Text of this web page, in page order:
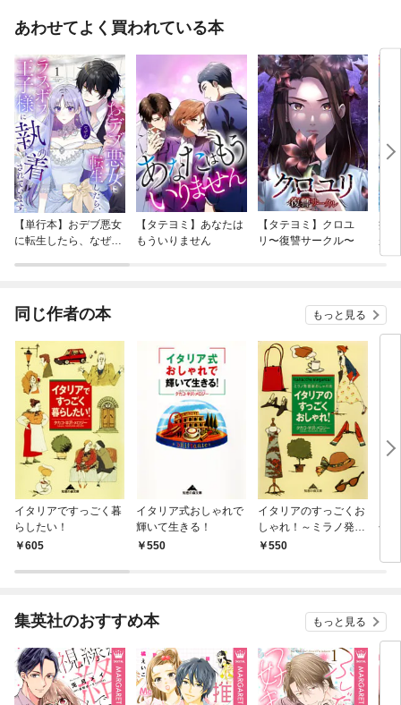
あわせてよく買われている本
【単行本】おデブ悪女
に転生したら、なぜか
【タテヨミ】あなたは
もういりません
【タテヨミ】クロユ
リ〜復讐サークル〜
病
が
ぎ
同じ作者の本 もっと見る
イタリアですっごく暮
らしたい！
605
イタリア式おしゃれで
輝いて生きる！
550
イタリアのすっごくお
しゃれ！～ミラノ発最
新おしゃれ術～
550
せ
集英社のおすすめ本 もっと見る